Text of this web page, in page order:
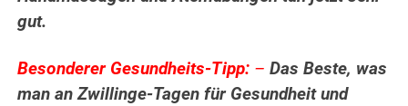
gut.
Besonderer Gesundheits-Tipp: –Das Beste, was
man an Zwillinge-Tagen für Gesundheit und